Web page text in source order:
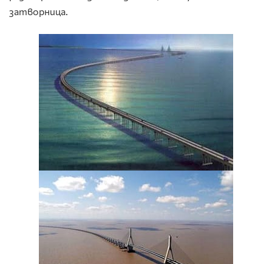
затворница.